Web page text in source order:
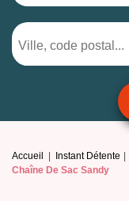
Accueil Instant Détente
Chaîne De Sac Sandy